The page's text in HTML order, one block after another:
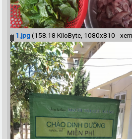
1.jpg(158.18 KiloByte, 1080x810 -